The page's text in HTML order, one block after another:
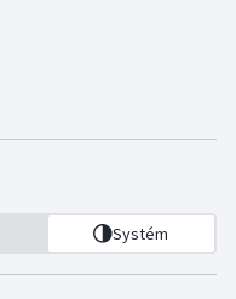
Systém